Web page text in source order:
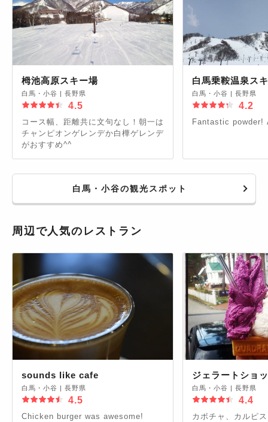
栂池高原スキー場
白馬・小谷 | 長野県
4.5
コース幅、距離共に文句なし！朝一は
チャンピオンゲレンデか白樺ゲレンデ
がおすすめ^^
白馬乗鞍温泉ス
白馬・小谷 | 長野県
4.2
Fantastic powder!
白馬・小谷の観光スポット
周辺で人気のレストラン
sounds like cafe
白馬・小谷 | 長野県
4.5
Chicken burger was awesome!
ジェラートショ
白馬・小谷 | 長野県
4.4
カボチャ、カルピ